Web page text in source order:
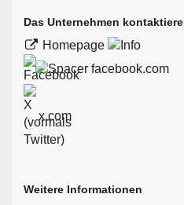
Das Unternehmen
Homepage
facebook.com
x.com
Weitere Informationen